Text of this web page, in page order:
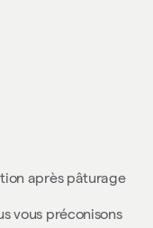
après pâturage
vous préconisons